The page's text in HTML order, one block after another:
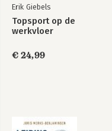
Erik Giebels
Topsport op de
werkvloer
€ 24,99